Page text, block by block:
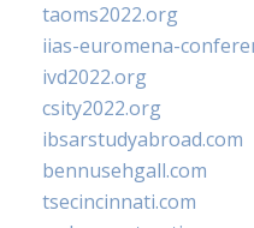
taoms2022.org
iias-euromena-
ivd2022.org
csity2022.org
ibsarstudyabroad.com
bennusehgall.com
tsecincinnati.com